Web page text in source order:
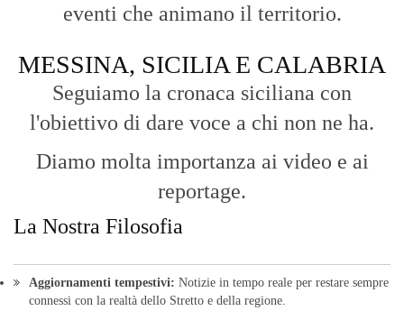
eventi che animano il territorio.
MESSINA, SICILIA E CALABRIA
Seguiamo la cronaca siciliana con
l'obiettivo di dare voce a chi non ne ha.
Diamo molta importanza ai video e ai
reportage.
La Nostra Filosofia
Aggiornamenti tempestivi: Notizie in tempo reale per restare sempre
connessi con la realtà dello Stretto e della regione.